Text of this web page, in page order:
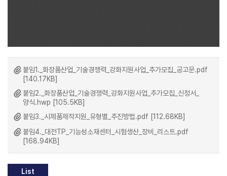
붙임1._화장품산업_기술경쟁력_강화지원사업_추가모집_공고문.pdf
[140.17KB]
붙임2._화장품산업_기술경쟁력_강화지원사업_추가모집_신청서_
양식.hwp [105.5KB]
붙임3._시제품제작지원_유형별_추진방법.pdf [112.68KB]
붙임4._대전TP_기능성소재센터_시험생산_장비_리스트.pdf
[168.94KB]
List